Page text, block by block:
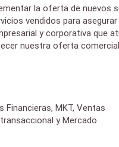
la oferta de nuevos
vendidos para asegurar
y corporativa que
nuestra oferta
MKT, Ventas
y Mercado